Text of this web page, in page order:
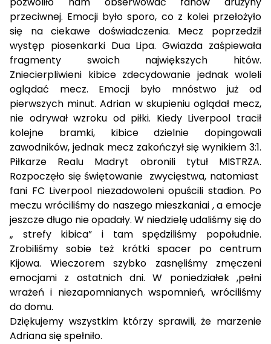
przeciwnej. Emocji było sporo, co z kolei przełożyło
się na ciekawe doświadczenia. Mecz poprzedził
występ piosenkarki Dua Lipa. Gwiazda zaśpiewała
fragmenty swoich największych hitów.
Zniecierpliwieni kibice zdecydowanie jednak woleli
oglądać mecz. Emocji było mnóstwo już od
pierwszych minut. Adrian w skupieniu oglądał mecz,
nie odrywał wzroku od piłki. Kiedy Liverpool tracił
kolejne bramki, kibice dzielnie dopingowali
zawodników, jednak mecz zakończył się wynikiem 3:1.
Piłkarze Realu Madryt obronili tytuł MISTRZA.
Rozpoczęło się świętowanie zwycięstwa, natomiast
fani FC Liverpool niezadowoleni opuścili stadion. Po
meczu wróciliśmy do naszego mieszkaniai , a emocje
jeszcze długo nie opadały. W niedzielę udaliśmy się do
„ strefy kibica” i tam spędziliśmy popołudnie.
Zrobiliśmy sobie też krótki spacer po centrum
Kijowa. Wieczorem szybko zasnęliśmy zmęczeni
emocjami z ostatnich dni. W poniedziałek ,pełni
wrażeń i niezapomnianych wspomnień, wróciliśmy
do domu.
Dziękujemy wszystkim którzy sprawili, że marzenie
Adriana się spełniło.